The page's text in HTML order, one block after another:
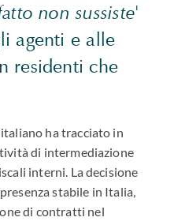
non sussiste'
agenti e alle
residenti che
ha tracciato in
di intermediazione
interni. La decisione
stabile in Italia,
di contratti nel